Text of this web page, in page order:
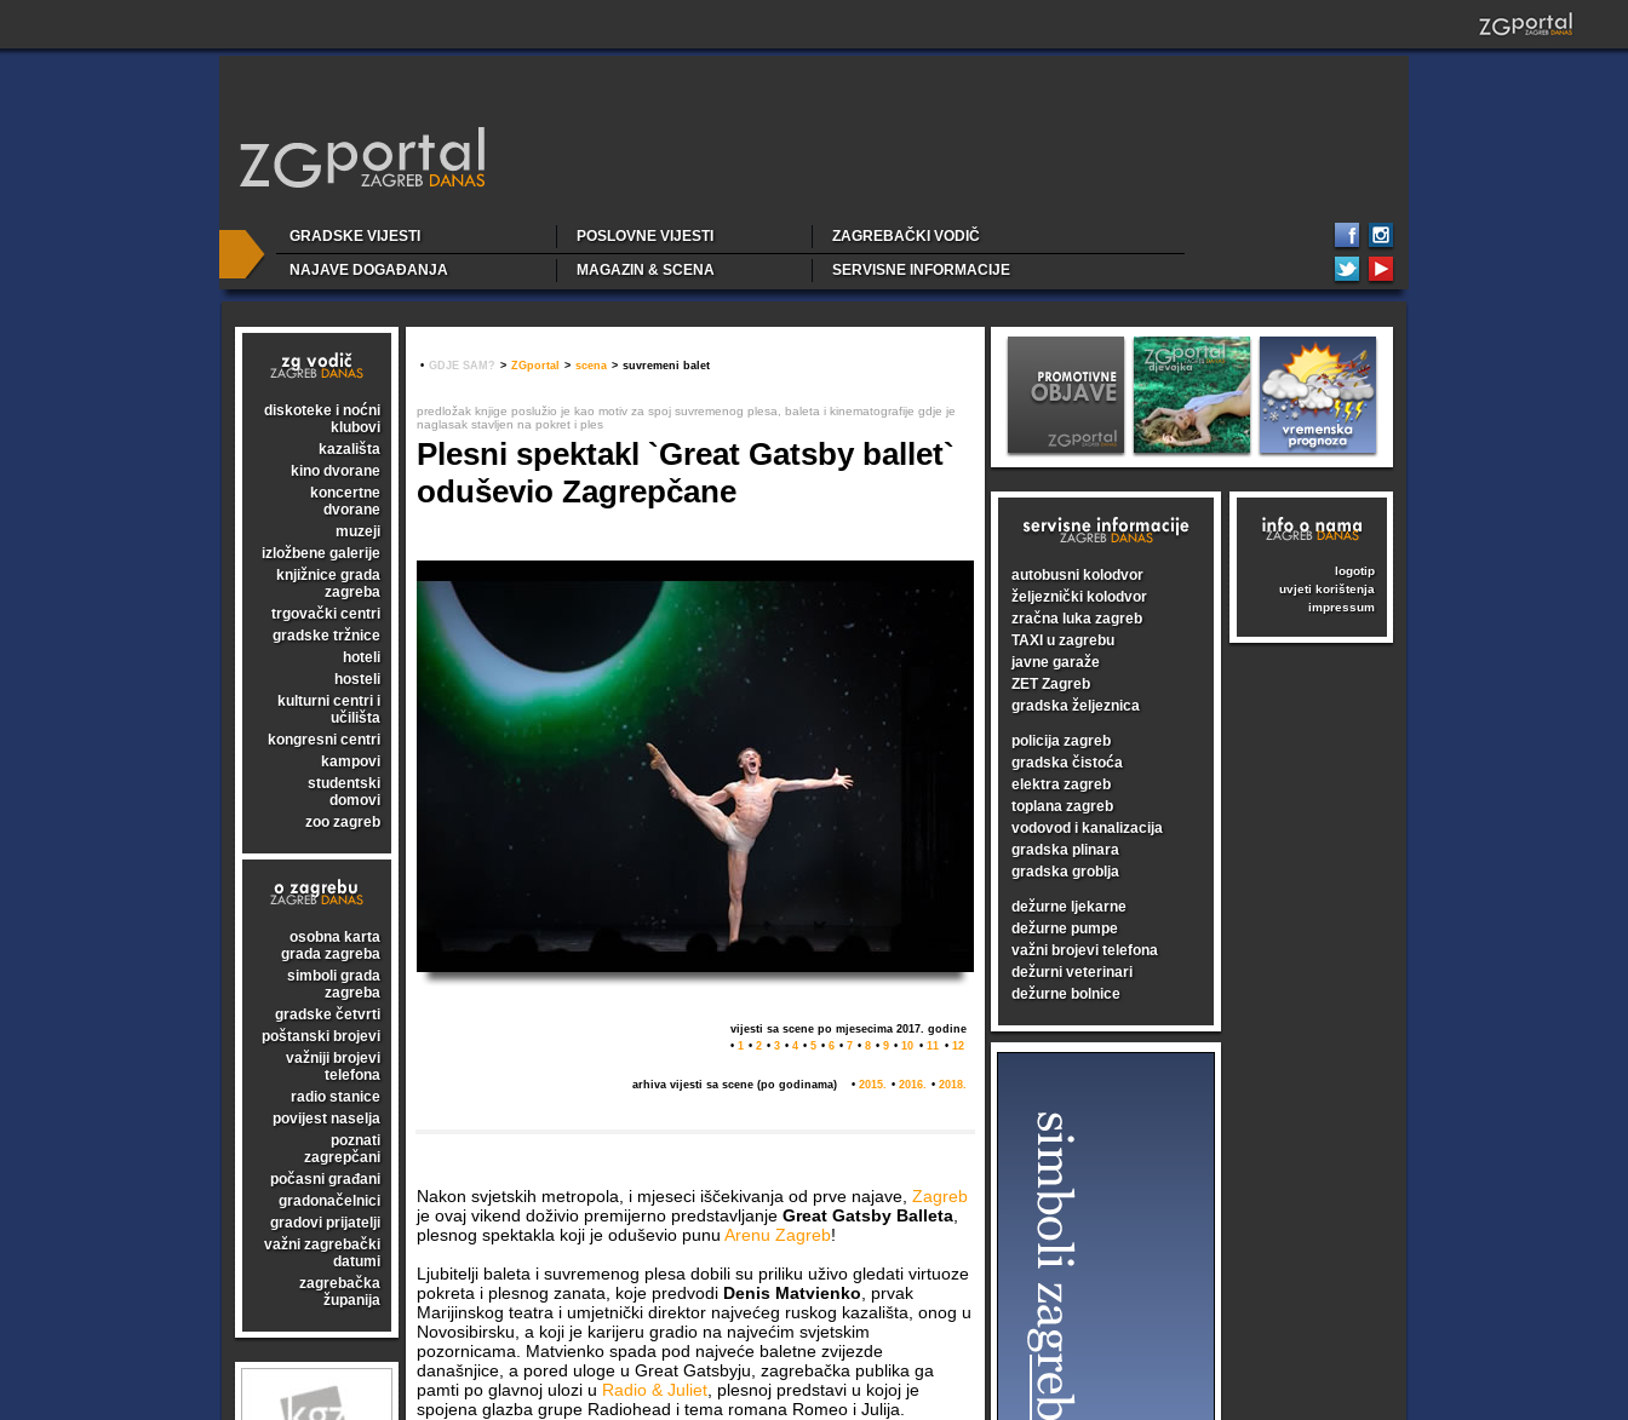
GRADSKE VIJESTI POSLOVNE VIJESTI
ZAGREBAČKI VODIČ
NAJAVE DOGAĐANJA
MAGAZIN & SCENA SERVISNE INFORMACIJE
diskoteke i noćni
klubovi
kazališta
kino dvorane
koncertne
dvorane
muzeji
izložbene galerije
knjižnice grada
zagreba
trgovački centri
gradske tržnice
hoteli
hosteli
kulturni centri i
učilišta
kongresni centri
kampovi
studentski
domovi
zoo zagreb
osobna karta
grada zagreba
simboli grada
zagreba
gradske četvrti
poštanski brojevi
važniji brojevi
telefona
radio stanice
povijest naselja
poznati
zagrepčani
počasni građani
gradonačelnici
gradovi prijatelji
važni zagrebački
datumi
zagrebačka
županija
• GDJE SAM? > ZGportal > scena > suvremeni balet
predložak knjige poslužio je kao motiv za spoj suvremenog plesa, baleta i kinematografije gdje je
naglasak stavljen na pokret i ples
Plesni spektakl `Great Gatsby ballet`
oduševio Zagrepčane
vijesti sa scene po mjesecima 2017. godine
• 1 • 2 • 3 • 4 • 5 • 6 • 7 • 8 • 9 • 10 • 11 • 12
arhiva vijesti sa scene (po godinama) • 2015. • 2016. • 2018.
Nakon svjetskih metropola, i mjeseci iščekivanja od prve najave, Zagreb
je ovaj vikend doživio premijerno predstavljanje Great Gatsby Balleta
plesnog spektakla koji je oduševio punu Arenu Zagreb!
Ljubitelji baleta i suvremenog plesa dobili su priliku uživo gledati virtuoze
pokreta i plesnog zanata, koje predvodi Denis Matvienko , prvak
Marijinskog teatra i umjetnički direktor najvećeg ruskog kazališta, onog u
Novosibirsku, a koji je karijeru gradio na najvećim svjetskim
pozornicama. Matvienko spada pod najveće baletne zvijezde
današnjice, a pored uloge u Great Gatsbyju, zagrebačka publika ga
pamti po glavnoj ulozi u Radio & Juliet , plesnoj predstavi u kojoj je
spojena glazba grupe Radiohead i tema romana Romeo i Julija.
autobusni kolodvor
željeznički kolodvor
zračna luka zagreb
TAXI u zagrebu
javne garaže
ZET Zagreb
gradska željeznica
policija zagreb
gradska čistoća
elektra zagreb
toplana zagreb
vodovod i kanalizacija
gradska plinara
gradska groblja
dežurne ljekarne
dežurne pumpe
važni brojevi telefona
dežurni veterinari
dežurne bolnice
logotip
uvjeti korištenja
impressum